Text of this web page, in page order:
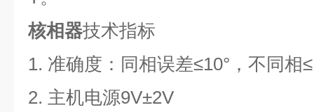
核相器技术指标
1. 准确度：同相误差≤10°，不同相
2. 主机电源9V±2V